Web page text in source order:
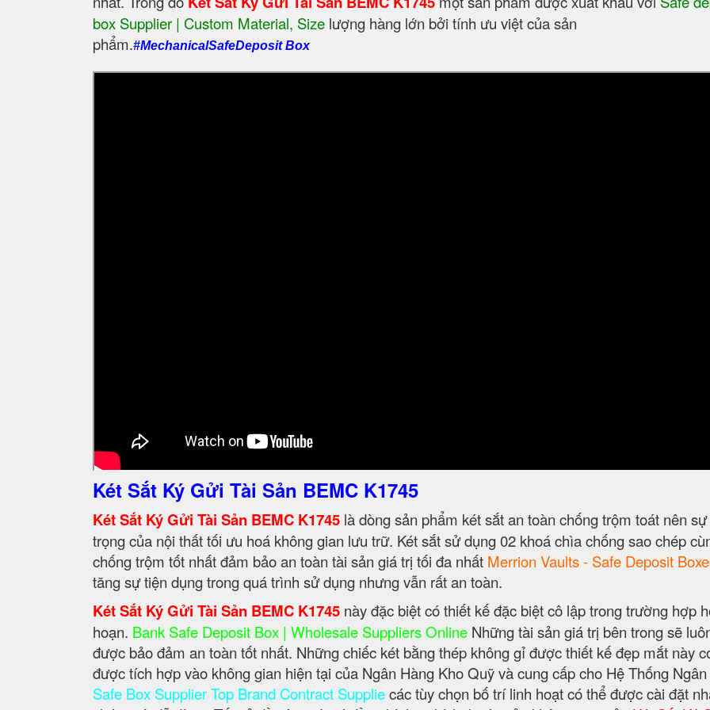
box Supplier | Custom Material, Size ‎ lượng hàng lớn bởi tính ưu việt của sản
phẩm.#MechanicalSafeDeposit Box
Két Sắt Ký Gửi Tài Sản BEMC K1745
Két Sắt Ký Gửi Tài Sản BEMC K1745 là dòng sản phẩm két sắt an toàn chống trộm toát nên
trọng của nội thất tối ưu hoá không gian lưu trữ. Két sắt sử dụng 02 khoá chìa chống sao chép
chống trộm tốt nhất đảm bảo an toàn tài sản giá trị tối đa nhất Merrion Vaults - Safe Deposit
tăng sự tiện dụng trong quá trình sử dụng nhưng vẫn rất an toàn.
Két Sắt Ký Gửi Tài Sản BEMC K1745 này đặc biệt có thiết kế đặc biệt cô lập trong trường hợp
hoạn. Bank Safe Deposit Box | Wholesale Suppliers Online Những tài sản giá trị bên trong sẽ
được bảo đảm an toàn tốt nhất. Những chiếc két bằng thép không gỉ được thiết kế đẹp mắt này
được tích hợp vào không gian hiện tại của Ngân Hàng Kho Quỹ và cung cấp cho Hệ Thống
Safe Box Supplier Top Brand Contract Suppliecác tùy chọn bố trí linh hoạt có thể được cài đặt